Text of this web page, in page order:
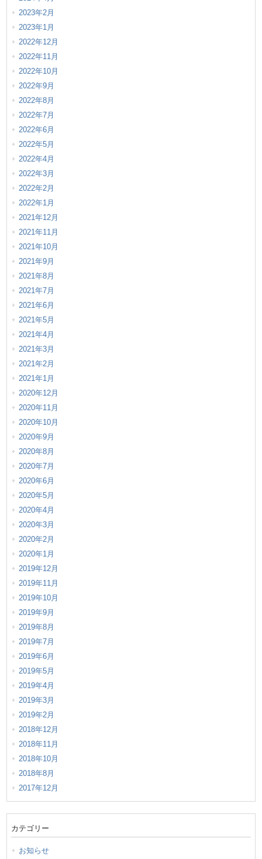
2023年2月
2023年1月
2022年12月
2022年11月
2022年10月
2022年9月
2022年8月
2022年7月
2022年6月
2022年5月
2022年4月
2022年3月
2022年2月
2022年1月
2021年12月
2021年11月
2021年10月
2021年9月
2021年8月
2021年7月
2021年6月
2021年5月
2021年4月
2021年3月
2021年2月
2021年1月
2020年12月
2020年11月
2020年10月
2020年9月
2020年8月
2020年7月
2020年6月
2020年5月
2020年4月
2020年3月
2020年2月
2020年1月
2019年12月
2019年11月
2019年10月
2019年9月
2019年8月
2019年7月
2019年6月
2019年5月
2019年4月
2019年3月
2019年2月
2018年12月
2018年11月
2018年10月
2018年8月
2017年12月
カテゴリー
お知らせ